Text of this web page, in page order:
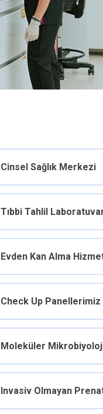
Cinsel Sağlık Merkezi
Tıbbi Tahlil
Evden Kan Alma
Check Up Panellerimiz
Moleküler
Invasiv Olmayan